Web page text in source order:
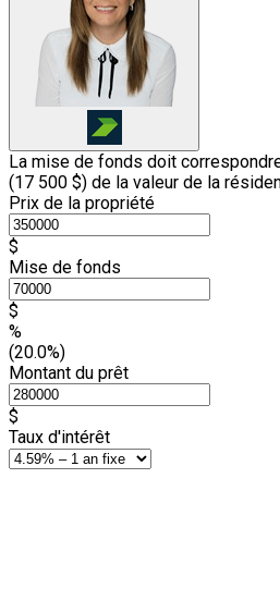
La mise de fonds doit
(17 500 $) de la valeur de la
Prix de la propriété
$
Mise de fonds
$
%
(20.0%)
Montant du prêt
$
Taux d'intérêt